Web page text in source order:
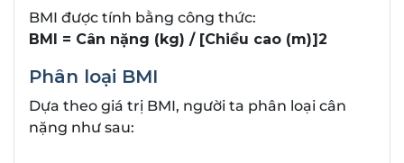
BMI được tính bằng công thức:
BMI = Cân nặng (kg) / [Chiều cao (m)]2
Phân loại BMI
Dựa theo giá trị BMI, người ta phân loại cân
nặng như sau: